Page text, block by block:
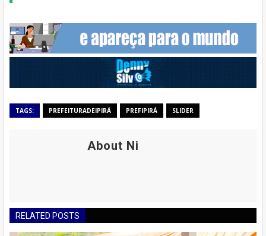
TAGS: PREFEITURADEIPIRÁ PREFIPIRÁ SLIDER
About Ni
RELATED POSTS